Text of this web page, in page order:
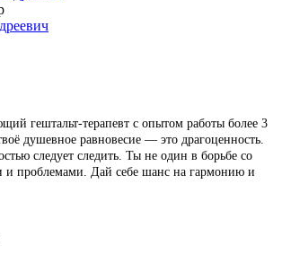
гештальт-терапевт с опытом работы более 3
душевное равновесие — это драгоценность.
следует следить. Ты не один в борьбе со
и проблемами. Дай себе шанс на гармонию и